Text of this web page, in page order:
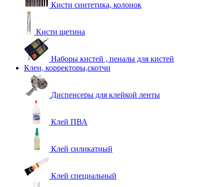
Кисти синтетика, колонок
Кисти щетина
Наборы кистей , пеналы для кистей
Клеи, корректоры,скотчи
Диспенсеры для клейкой ленты
Клей ПВА
Клей силикатный
Клей специальный